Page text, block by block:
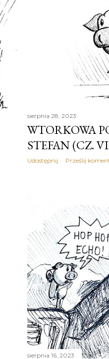
sierpnia 28, 2023
WTORKOWA
STEFAN (CZ.
Udostępnij Prześlij
sierpnia 16, 2023